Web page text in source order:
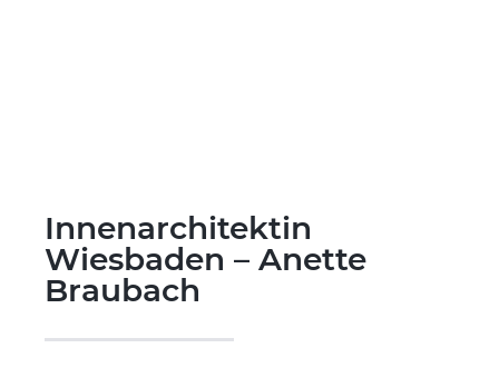
Innenarchitektin
Wiesbaden – Anette
Braubach